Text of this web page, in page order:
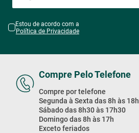
Estou de acordo com a
Política de Privacidade
Compre Pelo Telefone
Compre por telefone
Segunda à Sexta das 8h às 18h
Sábado das 8h30 às 17h30
Domingo das 8h às 17h
Exceto feriados